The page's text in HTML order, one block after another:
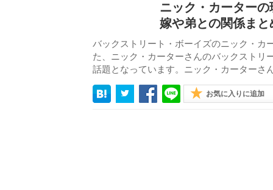
ニック・カーター
嫁や弟との関係まと
バックストリート・ボーイズのニック・カ
た、ニック・カーターさんのバックストリ
話題となっています。ニック・カーターさ
お気に入りに追加